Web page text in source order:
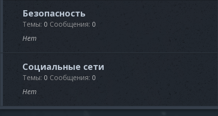
Безопасность
Темы 0 Сообщения 0
Нет
Социальные сети
Темы 0 Сообщения 0
Нет